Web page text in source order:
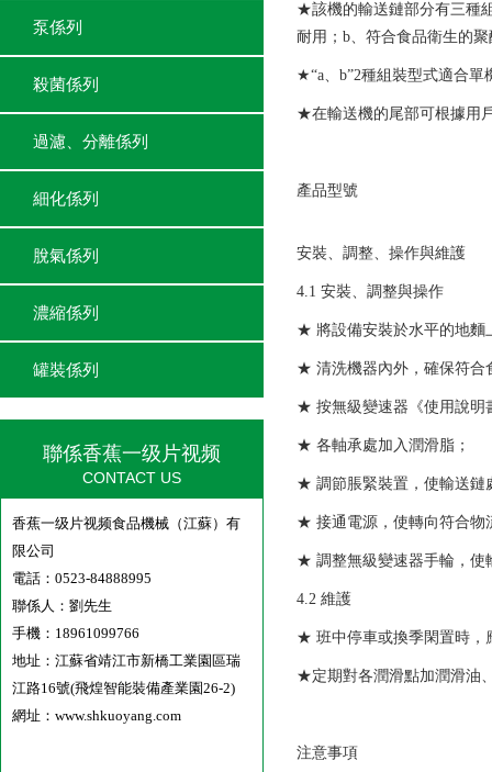
泵係列
殺菌係列
過濾、分離係列
細化係列
脫氣係列
濃縮係列
罐裝係列
聯係香蕉一级片视频
CONTACT US
香蕉一级片视频食品機械（江蘇）有
限公司
電話：0523-84888995
聯係人：劉先生
手機：18961099766
地址：江蘇省靖江市新橋工業園區瑞
江路16號(飛煌智能裝備產業園26-2)
網址：www.shkuoyang.com
★該機的輸送鏈部分有三種
耐用；b、符合食品衛生的
★“a、b”2種組裝型式適合
★在輸送機的尾部可根據用
產品型號
安裝、調整、操作與維護
4.1 安裝、調整與操作
★ 將設備安裝於水平的地麵
★ 清洗機器內外，確保符合
★ 按無級變速器《使用說明
★ 各軸承處加入潤滑脂；
★ 調節脹緊裝置，使輸送鏈
★ 接通電源，使轉向符合物
★ 調整無級變速器手輪，使
4.2 維護
★ 班中停車或換季閑置時，
★定期對各潤滑點加潤滑油
注意事項